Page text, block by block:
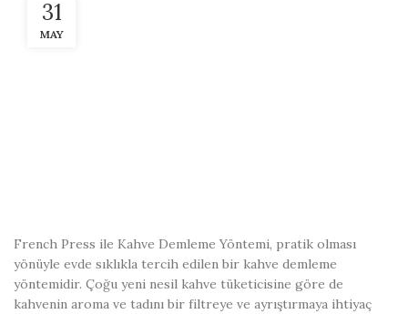
31
MAY
French Press ile Kahve Demleme Yöntemi, pratik olması
yönüyle evde sıklıkla tercih edilen bir kahve demleme
yöntemidir. Çoğu yeni nesil kahve tüketicisine göre de
kahvenin aroma ve tadını bir filtreye ve ayrıştırmaya ihtiyaç